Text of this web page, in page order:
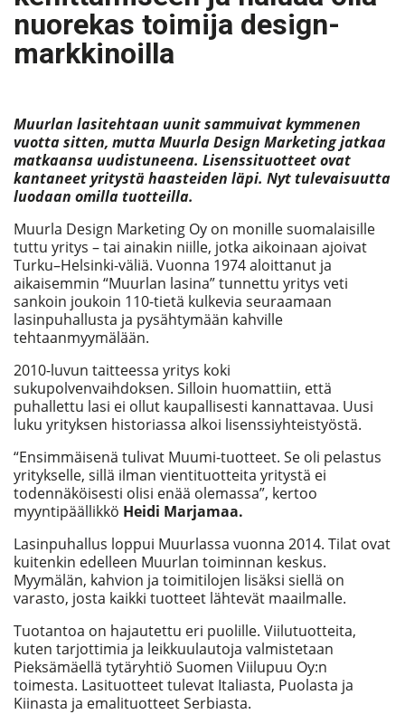
nuorekas toimija design-
markkinoilla
Muurlan lasitehtaan uunit sammuivat kymmenen
vuotta sitten, mutta Muurla Design Marketing jatkaa
matkaansa uudistuneena. Lisenssituotteet ovat
kantaneet yritystä haasteiden läpi. Nyt tulevaisuutta
luodaan omilla tuotteilla.
Muurla Design Marketing Oy on monille suomalaisille
tuttu yritys – tai ainakin niille, jotka aikoinaan ajoivat
Turku–Helsinki-väliä. Vuonna 1974 aloittanut ja
aikaisemmin “Muurlan lasina” tunnettu yritys veti
sankoin joukoin 110-tietä kulkevia seuraamaan
lasinpuhallusta ja pysähtymään kahville
tehtaanmyymälään.
2010-luvun taitteessa yritys koki
sukupolvenvaihdoksen. Silloin huomattiin, että
puhallettu lasi ei ollut kaupallisesti kannattavaa. Uusi
luku yrityksen historiassa alkoi lisenssiyhteistyöstä.
“Ensimmäisenä tulivat Muumi-tuotteet. Se oli pelastus
yritykselle, sillä ilman vientituotteita yritystä ei
todennäköisesti olisi enää olemassa”, kertoo
myyntipäällikkö Heidi Marjamaa.
Lasinpuhallus loppui Muurlassa vuonna 2014. Tilat ovat
kuitenkin edelleen Muurlan toiminnan keskus.
Myymälän, kahvion ja toimitilojen lisäksi siellä on
varasto, josta kaikki tuotteet lähtevät maailmalle.
Tuotantoa on hajautettu eri puolille. Viilutuotteita,
kuten tarjottimia ja leikkuulautoja valmistetaan
Pieksämäellä tytäryhtiö Suomen Viilupuu Oy:n
toimesta. Lasituotteet tulevat Italiasta, Puolasta ja
Kiinasta ja emalituotteet Serbiasta.